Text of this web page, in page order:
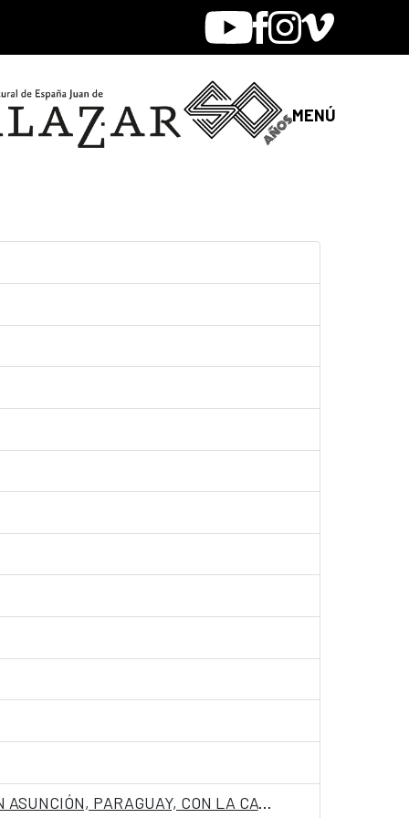
YoutubeFacebook
Instagram
Vimeo
MENÚ
CONVOCATORIA PARA INGRESO COMO PERSONAL LABORAL FIJO EN LA EMBAJADA DE ESPAÑA EN ASUNCIÓN, PARAGUAY, CON LA CATEGORIA DE AUXILIAR PT 05360373